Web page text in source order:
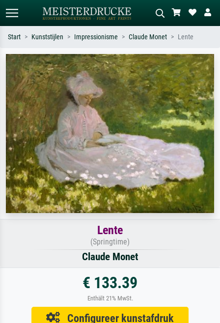
Standaard zoeken AI-beeldzoeker
Zoek op kunstenaar, titel of stijl – bijv.
Monet, Sterrennacht, impressionisme,
Hokusai-golf, naakt.
Beschrijf de scène – bijv. groene
weide, abstract met veel rood, donker
olieverfschilderij, staand naakt naast
een boom.
Start Kunststijlen Impressionisme Claude Monet Lente
Lente
(Springtime)
Claude Monet
€ 133.39
Enthält 21% MwSt.
Configureer kunstafdruk